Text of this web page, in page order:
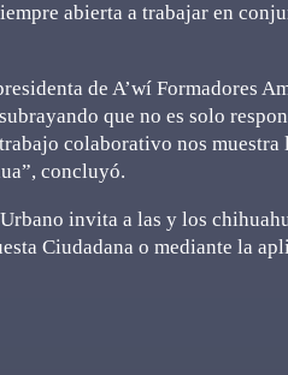
abierta a trabajar en
de A’wí Formadores
que no es solo
colaborativo nos muestra
concluyó.
invita a las y los
Ciudadana o mediante la